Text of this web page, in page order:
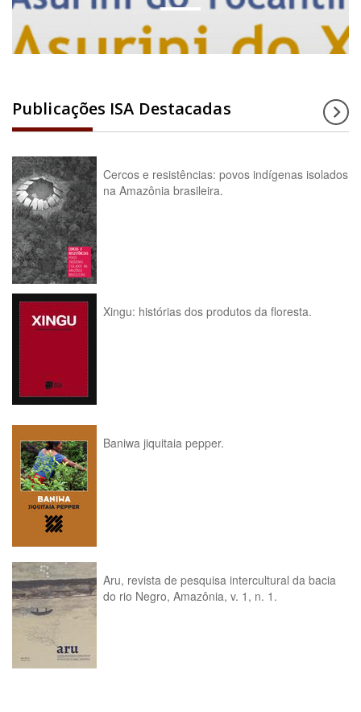
Publicações ISA Destacadas
Cercos e resistências: povos indígenas isolados
na Amazônia brasileira.
Xingu: histórias dos produtos da floresta.
Baniwa jiquitaia pepper.
Aru, revista de pesquisa intercultural da bacia
do rio Negro, Amazônia, v. 1, n. 1.